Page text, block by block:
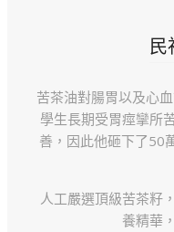
民
苦茶油對腸胃以及心
學生長期受胃痙攣所
善，因此他砸下了50
人工嚴選頂級苦茶籽
養精華